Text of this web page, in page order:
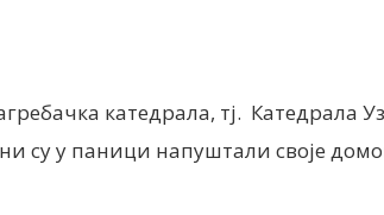
катедрала, тј. Катедрала
су у паници напуштали своје